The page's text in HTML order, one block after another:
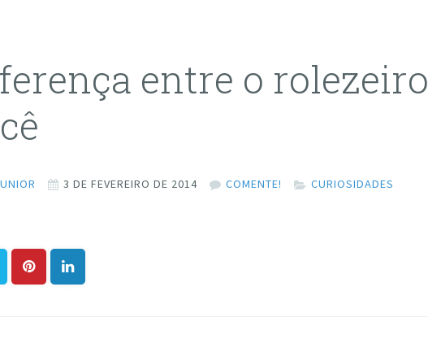
entre o rolezeiro
3 DE FEVEREIRO DE 2014 COMENTE! CURIOSIDADES